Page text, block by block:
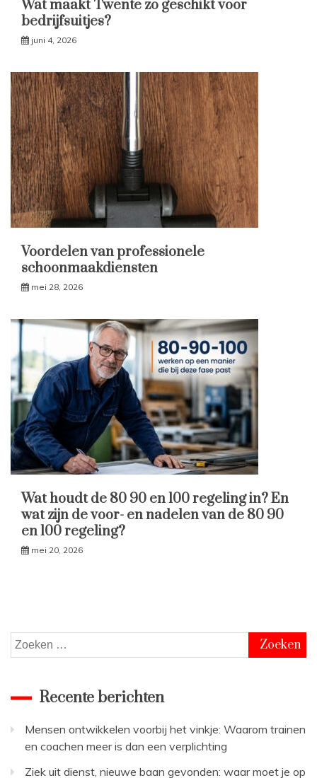
Wat maakt Twente zo geschikt voor
bedrijfsuitjes?
juni 4, 2026
Voordelen van professionele
schoonmaakdiensten
mei 28, 2026
Wat houdt de 80 90 en 100 regeling in? En
wat zijn de voor- en nadelen van de 80 90
en 100 regeling?
mei 20, 2026
Zoeken
naar:
Recente berichten
Mensen ontwikkelen voorbij het vinkje: Waarom trainen
en coachen meer is dan een verplichting
Ziek uit dienst, nieuwe baan gevonden: waar moet je op